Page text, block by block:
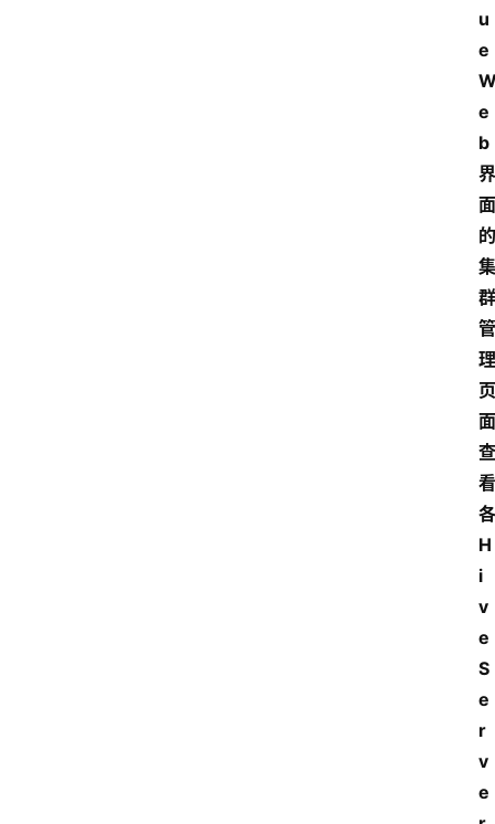
u
e
e
b
界
面
的
集
群
管
理
页
面
查
看
各
H
i
v
e
S
e
r
v
e